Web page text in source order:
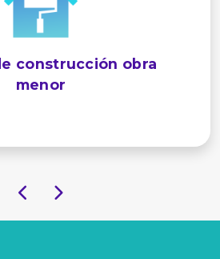
construcción obra
menor